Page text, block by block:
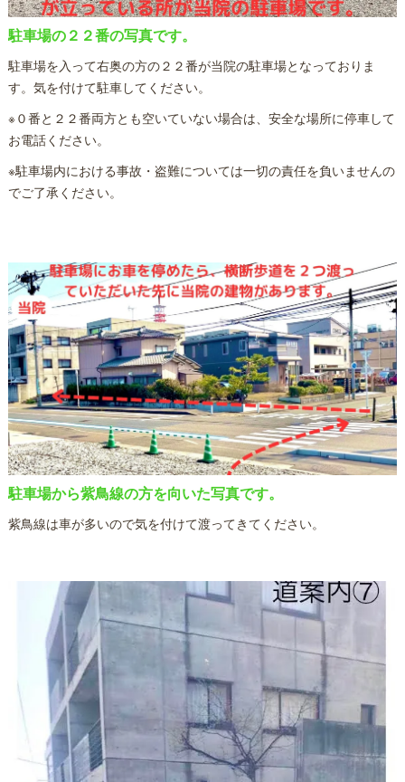
駐車場の２２番の写真です。
駐車場を入って右奥の方の２２番が当院の駐車場となっておりま
す。気を付けて駐車してください。
※０番と２２番両方とも空いていない場合は、安全な場所に停車して
お電話ください。
※駐車場内における事故・盗難については一切の責任を負いませんの
でご了承ください。
駐車場から紫鳥線の方を向いた写真です。
紫鳥線は車が多いので気を付けて渡ってきてください。